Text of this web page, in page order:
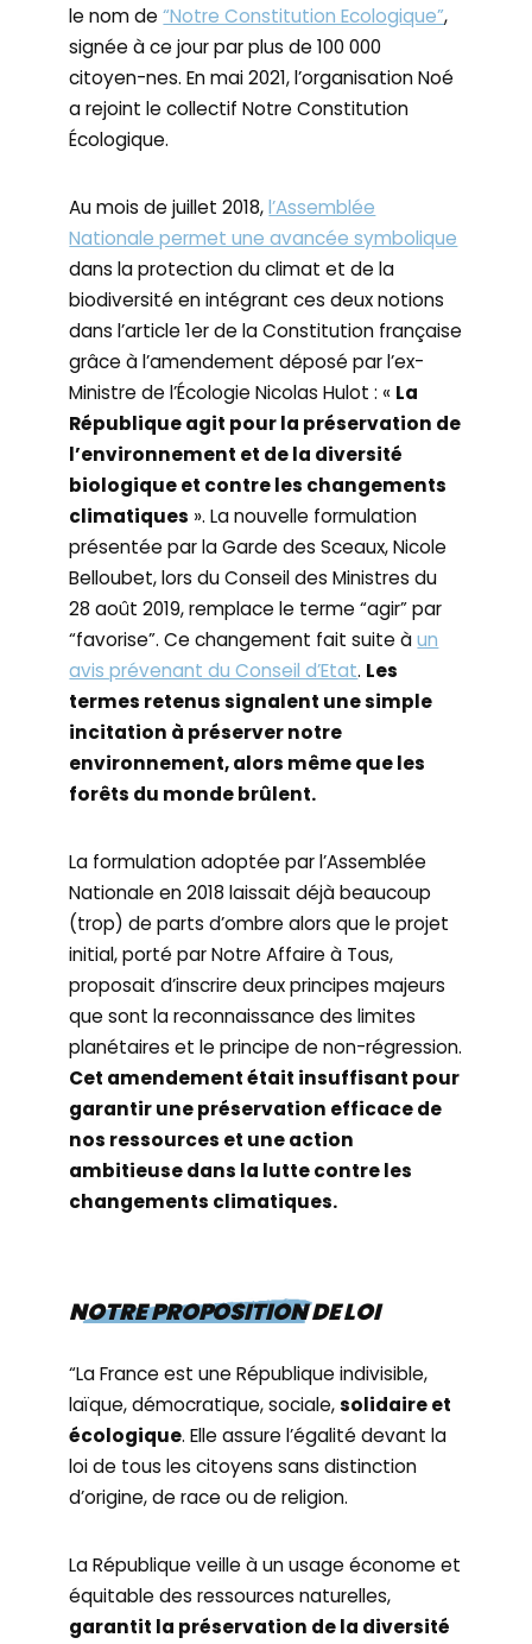
le nom de“Notre Constitution Ecologique”,
signée à ce jour par plus de 100 000
citoyen-nes. En mai 2021, l’organisation Noé
a rejoint le collectif Notre Constitution
Écologique.
Au mois de juillet 2018,l’Assemblée
Nationale permet une avancée symbolique
dans la protection du climat et de la
biodiversité en intégrant ces deux notions
dans l’article 1er de la Constitution française
grâce à l’amendement déposé par l’ex-
Ministre de l’Écologie Nicolas Hulot : « La
République agit pour la préservation de
l’environnement et de la diversité
biologique et contre les changements
climatiques ». La nouvelle formulation
présentée par la Garde des Sceaux, Nicole
Belloubet, lors du Conseil des Ministres du
28 août 2019, remplace le terme “agir” par
“favorise”. Ce changement fait suite àun
avis prévenant du Conseil d’Etat. Les
termes retenus signalent une simple
incitation à préserver notre
environnement, alors même que les
forêts du monde brûlent.
La formulation adoptée par l’Assemblée
Nationale en 2018 laissait déjà beaucoup
(trop) de parts d’ombre alors que le projet
initial, porté par Notre Affaire à Tous,
proposait d’inscrire deux principes majeurs
que sont la reconnaissance des limites
planétaires et le principe de non-régression.
Cet amendement était insuffisant pour
garantir une préservation efficace de
nos ressources et une action
ambitieuse dans la lutte contre les
changements climatiques.
NOTRE PROPOSITION DE LOI
“La France est une République indivisible,
laïque, démocratique, sociale,solidaire et
écologique. Elle assure l’égalité devant la
loi de tous les citoyens sans distinction
d’origine, de race ou de religion.
La République veille à un usage économe et
équitable des ressources naturelles,
garantit la préservation de la diversité